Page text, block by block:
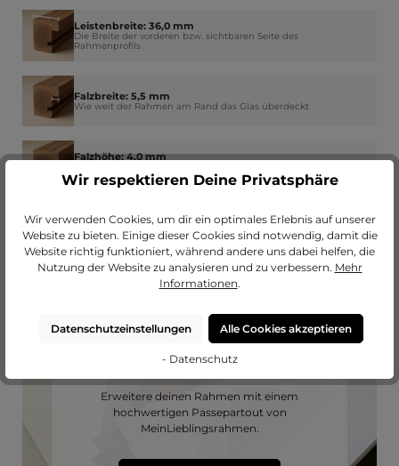
Leistenbreite: 36,0 mm
Die Breite der vorderen bzw. sichtbaren Seite des
Rahmenprofils
Falzbreite: 5,5 mm
Wie weit der Rahmen am Rand das Glas überdeckt
Falzhöhe: 4,0 mm
Rückwand
Passendes Passepartout?
Erweitere deinen Rahmen mit einem
hochwertigen Passepartout von
MeinLieblingsrahmen.
Wir respektieren Deine Privatsphäre
Wir verwenden Cookies, um dir ein optimales Erlebnis auf unserer
Website zu bieten. Einige dieser Cookies sind notwendig, damit die
Website richtig funktioniert, während andere uns dabei helfen, die
Nutzung der Website zu analysieren und zu verbessern. Mehr
Informationen.
Datenschutzeinstellungen Alle Cookies akzeptieren
- Datenschutz